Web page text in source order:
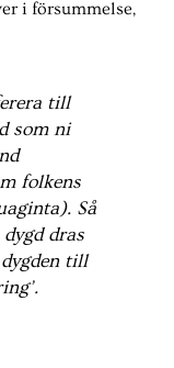
i försummelse,
till
som ni
folkens
Så
dras
till